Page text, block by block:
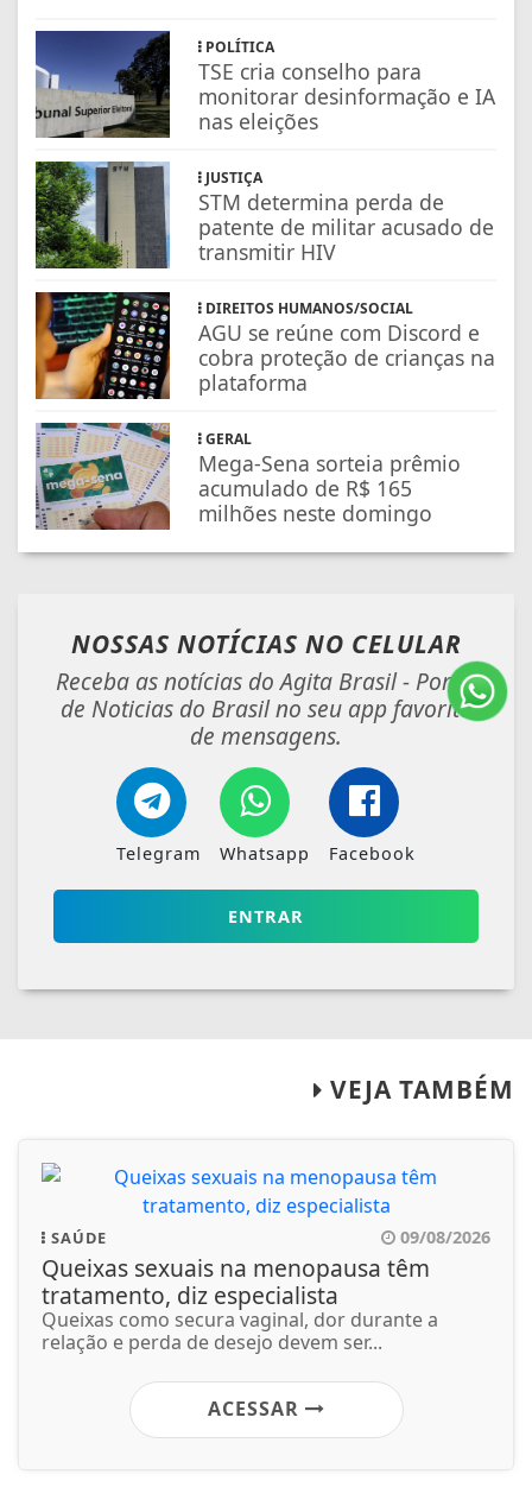
POLÍTICA
TSE cria conselho para
monitorar desinformação e IA
nas eleições
JUSTIÇA
STM determina perda de
patente de militar acusado de
transmitir HIV
DIREITOS HUMANOS/SOCIAL
AGU se reúne com Discord e
cobra proteção de crianças na
plataforma
GERAL
Mega-Sena sorteia prêmio
acumulado de R$ 165
milhões neste domingo
NOSSAS NOTÍCIAS NO CELULAR
Receba as notícias do Agita Brasil - Portal
de Noticias do Brasil no seu app favorito
de mensagens.
Telegram Whatsapp Facebook
ENTRAR
VEJA TAMBÉM
SAÚDE 09/08/2026
Queixas sexuais na menopausa têm
tratamento, diz especialista
Queixas como secura vaginal, dor durante a
relação e perda de desejo devem ser...
ACESSAR